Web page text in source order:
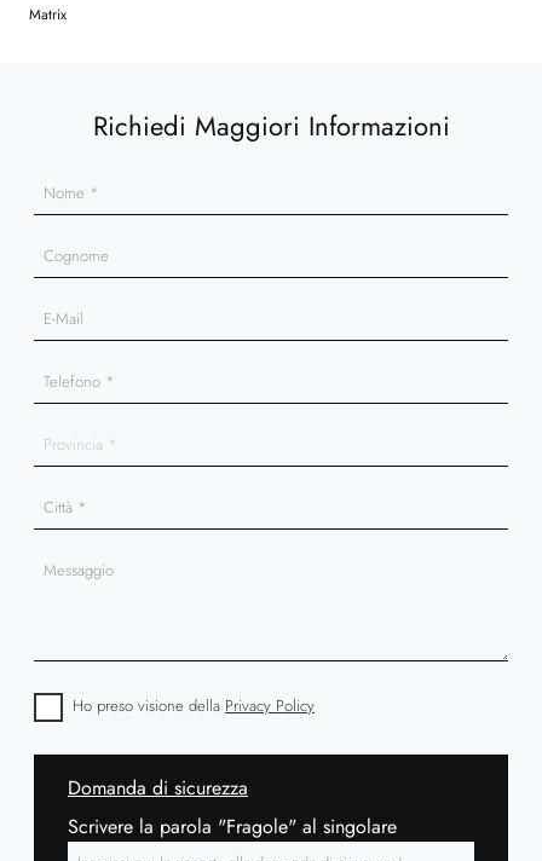
Matrix
Richiedi Maggiori Informazioni
Ho preso visione della Privacy Policy
Domanda di sicurezza
Scrivere la parola "Fragole" al singolare